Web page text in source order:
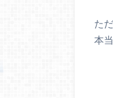
た
本